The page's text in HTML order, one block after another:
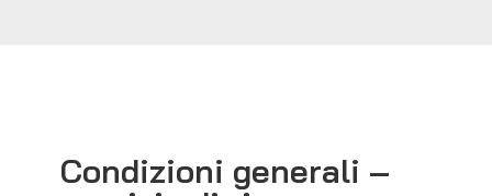
Condizioni generali –